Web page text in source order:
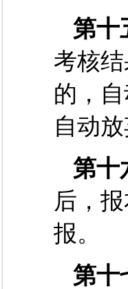
第十
考核
的，
自动
第十
后，
报。
第十